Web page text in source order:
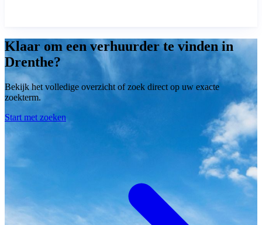
Klaar om een verhuurder te vinden in
Drenthe?
Bekijk het volledige overzicht of zoek direct op uw exacte
zoekterm.
Start met zoeken